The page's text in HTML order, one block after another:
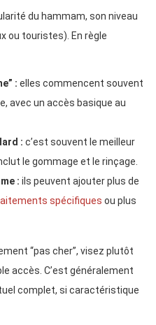
du hammam, son niveau
ou touristes). En règle
: elles commencent souvent
avec un accès basique au
: c’est souvent le meilleur
le gommage et le rinçage.
: ils peuvent ajouter plus de
spécifiques ou plus
“pas cher”, visez plutôt
accès. C’est généralement
complet, si caractéristique